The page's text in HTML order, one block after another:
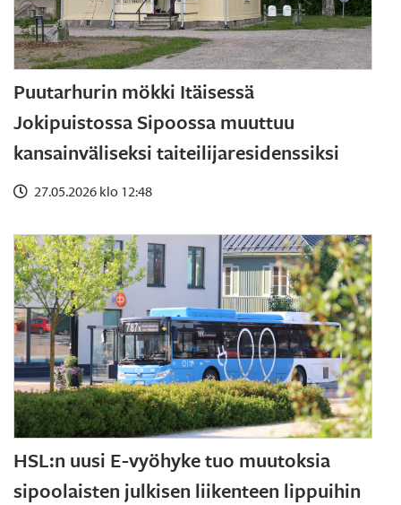
Puutarhurin mökki Itäisessä
Jokipuistossa Sipoossa muuttuu
kansainväliseksi taiteilijaresidenssiksi
27.05.2026 klo 12:48
HSL:n uusi E-vyöhyke tuo muutoksia
sipoolaisten julkisen liikenteen lippuihin